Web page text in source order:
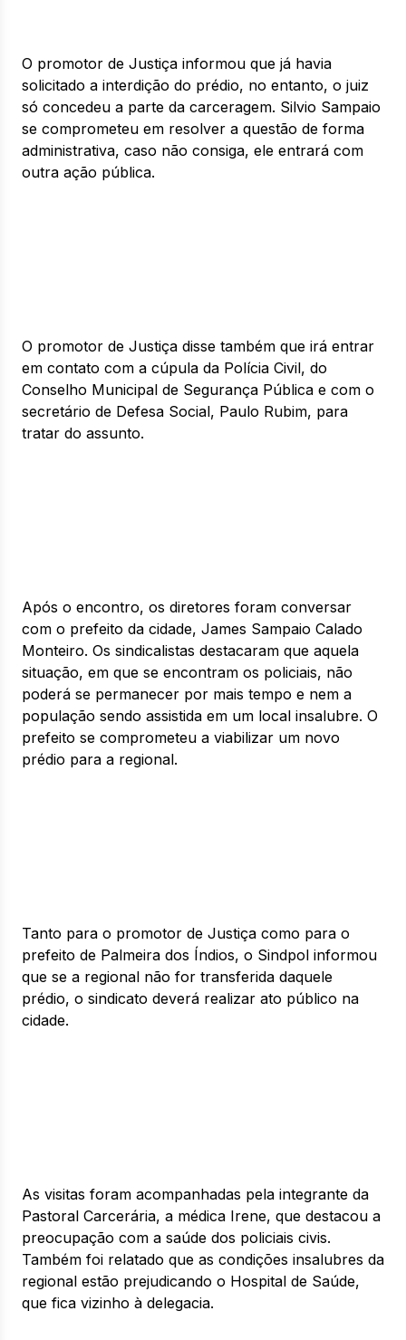
O promotor de Justiça informou que já havia
solicitado a interdição do prédio, no entanto, o juiz
só concedeu a parte da carceragem. Silvio Sampaio
se comprometeu em resolver a questão de forma
administrativa, caso não consiga, ele entrará com
outra ação pública.
O promotor de Justiça disse também que irá entrar
em contato com a cúpula da Polícia Civil, do
Conselho Municipal de Segurança Pública e com o
secretário de Defesa Social, Paulo Rubim, para
tratar do assunto.
Após o encontro, os diretores foram conversar
com o prefeito da cidade, James Sampaio Calado
Monteiro. Os sindicalistas destacaram que aquela
situação, em que se encontram os policiais, não
poderá se permanecer por mais tempo e nem a
população sendo assistida em um local insalubre. O
prefeito se comprometeu a viabilizar um novo
prédio para a regional.
Tanto para o promotor de Justiça como para o
prefeito de Palmeira dos Índios, o Sindpol informou
que se a regional não for transferida daquele
prédio, o sindicato deverá realizar ato público na
cidade.
As visitas foram acompanhadas pela integrante da
Pastoral Carcerária, a médica Irene, que destacou a
preocupação com a saúde dos policiais civis.
Também foi relatado que as condições insalubres da
regional estão prejudicando o Hospital de Saúde,
que fica vizinho à delegacia.